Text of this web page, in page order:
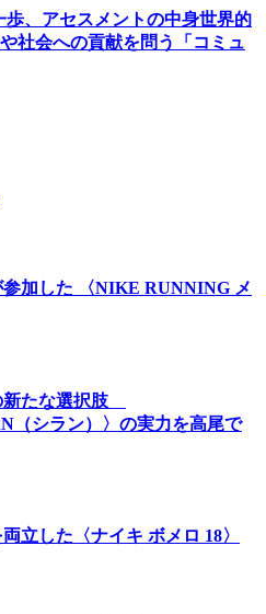
歩、アセスメントの中身世界的
社会への貢献を問う「コミュ
加した 〈NIKE RUNNING メ
新たな選択肢
（シラン）〉の実力を高尾で
立した〈ナイキ ボメロ 18〉